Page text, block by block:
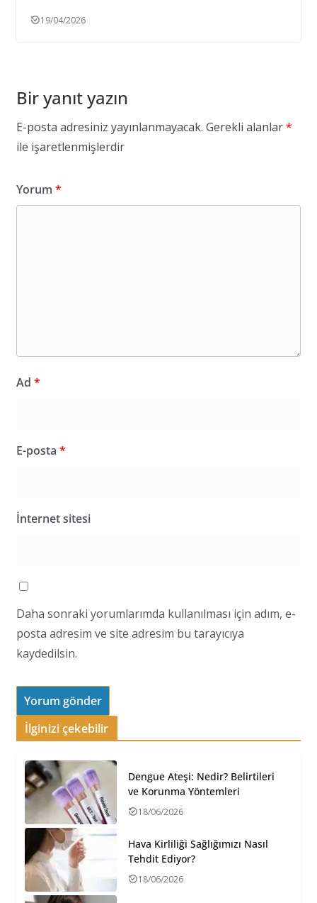
19/04/2026
Bir yanıt yazın
E-posta adresiniz yayınlanmayacak. Gerekli alanlar*
ile işaretlenmişlerdir
Yorum *
Ad *
E-posta *
İnternet sitesi
Daha sonraki yorumlarımda kullanılması için adım, e-
posta adresim ve site adresim bu tarayıcıya
kaydedilsin.
İlginizi çekebilir
Dengue Ateşi: Nedir? Belirtileri
ve Korunma Yöntemleri
18/06/2026
Hava Kirliliği Sağlığımızı Nasıl
Tehdit Ediyor?
18/06/2026